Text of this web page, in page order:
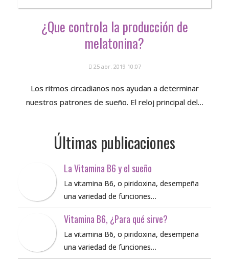
¿Que controla la producción de
melatonina?
25 abr. 2019 10:07
Los ritmos circadianos nos ayudan a determinar
nuestros patrones de sueño. El reloj principal del…
Últimas publicaciones
La Vitamina B6 y el sueño
La vitamina B6, o piridoxina, desempeña
una variedad de funciones…
Vitamina B6, ¿Para qué sirve?
La vitamina B6, o piridoxina, desempeña
una variedad de funciones…